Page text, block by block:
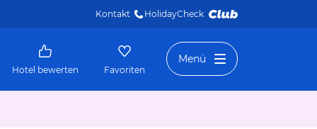
Kontakt HolidayCheck
Hotel bewerten Favoriten
Menü